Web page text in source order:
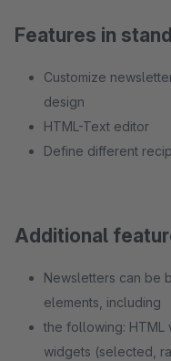
Features in
Customize
design
HTML-Text editor
Define different
Additional
Newsletters can be
elements, including
the following: HTML
widgets (selected,